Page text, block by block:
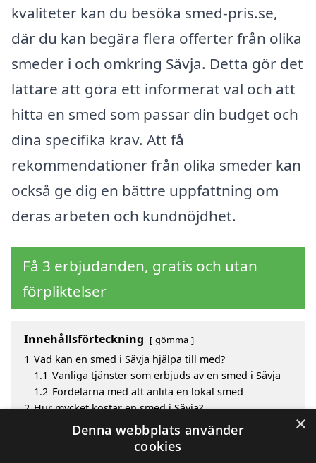
kvaliteter kan du besöka smed-pris.se,
där du kan begära flera offerter från olika
smeder i och omkring Sävja. Detta gör det
lättare att göra ett informerat val och att
hitta en smed som passar din budget och
dina specifika krav. Att få
rekommendationer från olika smeder kan
också ge dig en bättre uppfattning om
deras arbeten och kundnöjdhet.
Få 3 erbjudanden, gratis och utan
förpliktelser
Innehållsförteckning gömma
1 Vad kan en smed i Sävja hjälpa till med?
1.1 Vanliga tjänster som erbjuds av en smed i Sävja
1.2 Fördelarna med att anlita en lokal smed
2 Hur mycket kostar en smed i Sävja?
Fördelar med att välja smed i Sävja
Sök efter en skicklig smed i de omgivande städerna
×
Denna webbplats använder
cookies